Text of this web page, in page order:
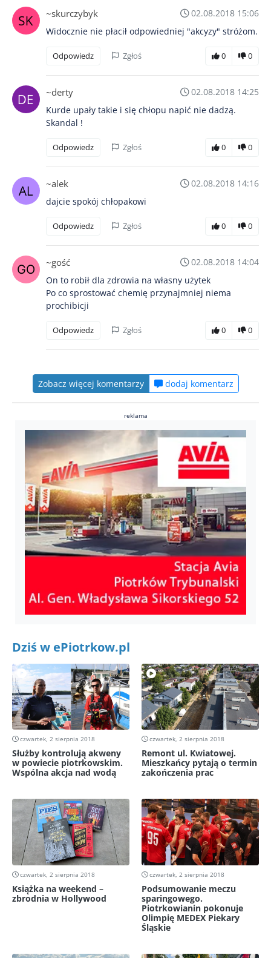
~skurczybyk
02.08.2018 15:06
Widocznie nie płacił odpowiedniej "akcyzy" stróżom.
Odpowiedz Zgłoś 0 0
~derty
02.08.2018 14:25
Kurde upały takie i się chłopu napić nie dadzą.
Skandal !
Odpowiedz Zgłoś 0 0
~alek
02.08.2018 14:16
dajcie spokój chłopakowi
Odpowiedz Zgłoś 0 0
~gość
02.08.2018 14:04
On to robił dla zdrowia na własny użytek
Po co sprostować chemię przynajmniej niema
prochibicji
Odpowiedz Zgłoś 0 0
Zobacz więcej komentarzy dodaj komentarz
reklama
Dziś w ePiotrkow.pl
czwartek, 2 sierpnia 2018
Służby kontrolują akweny
w powiecie piotrkowskim.
Wspólna akcja nad wodą
czwartek, 2 sierpnia 2018
Remont ul. Kwiatowej.
Mieszkańcy pytają o termin
zakończenia prac
czwartek, 2 sierpnia 2018
Książka na weekend –
zbrodnia w Hollywood
czwartek, 2 sierpnia 2018
Podsumowanie meczu
sparingowego.
Piotrkowianin pokonuje
Olimpię MEDEX Piekary
Śląskie